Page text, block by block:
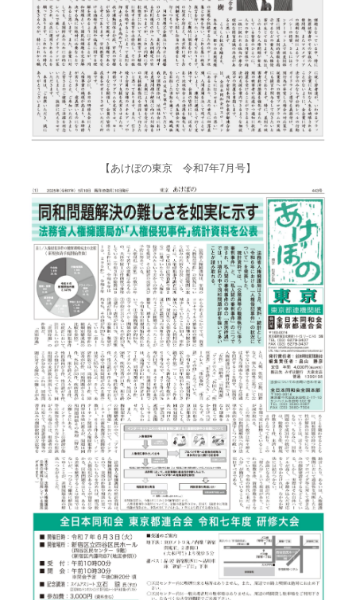
【あけぼの東京 令和7年7月号】